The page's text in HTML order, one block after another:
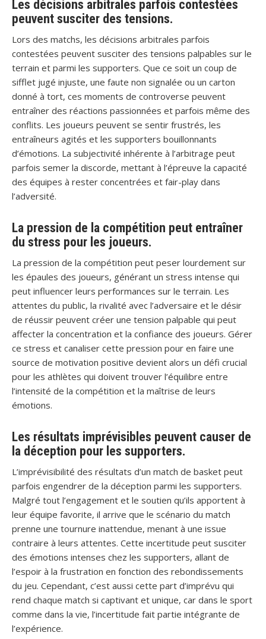
Les décisions arbitrales parfois contestées
peuvent susciter des tensions.
Lors des matchs, les décisions arbitrales parfois
contestées peuvent susciter des tensions palpables sur le
terrain et parmi les supporters. Que ce soit un coup de
sifflet jugé injuste, une faute non signalée ou un carton
donné à tort, ces moments de controverse peuvent
entraîner des réactions passionnées et parfois même des
conflits. Les joueurs peuvent se sentir frustrés, les
entraîneurs agités et les supporters bouillonnants
d’émotions. La subjectivité inhérente à l’arbitrage peut
parfois semer la discorde, mettant à l’épreuve la capacité
des équipes à rester concentrées et fair-play dans
l’adversité.
La pression de la compétition peut entraîner
du stress pour les joueurs.
La pression de la compétition peut peser lourdement sur
les épaules des joueurs, générant un stress intense qui
peut influencer leurs performances sur le terrain. Les
attentes du public, la rivalité avec l’adversaire et le désir
de réussir peuvent créer une tension palpable qui peut
affecter la concentration et la confiance des joueurs. Gérer
ce stress et canaliser cette pression pour en faire une
source de motivation positive devient alors un défi crucial
pour les athlètes qui doivent trouver l’équilibre entre
l’intensité de la compétition et la maîtrise de leurs
émotions.
Les résultats imprévisibles peuvent causer de
la déception pour les supporters.
L’imprévisibilité des résultats d’un match de basket peut
parfois engendrer de la déception parmi les supporters.
Malgré tout l’engagement et le soutien qu’ils apportent à
leur équipe favorite, il arrive que le scénario du match
prenne une tournure inattendue, menant à une issue
contraire à leurs attentes. Cette incertitude peut susciter
des émotions intenses chez les supporters, allant de
l’espoir à la frustration en fonction des rebondissements
du jeu. Cependant, c’est aussi cette part d’imprévu qui
rend chaque match si captivant et unique, car dans le sport
comme dans la vie, l’incertitude fait partie intégrante de
l’expérience.